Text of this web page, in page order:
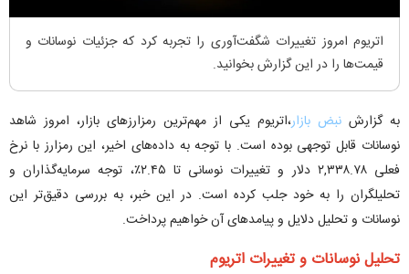
اتریوم امروز تغییرات شگفت‌آوری را تجربه کرد که جزئیات نوسانات و
قیمت‌ها را در این گزارش بخوانید.
به گزارش نبض بازار،اتریوم یکی از مهم‌ترین رمزارزهای بازار، امروز شاهد
نوسانات قابل توجهی بوده است. با توجه به داده‌های اخیر، این رمزارز با نرخ
فعلی ۲,۳۳۸.۷۸ دلار و تغییرات نوسانی تا ۲.۴۵٪، توجه سرمایه‌گذاران و
تحلیلگران را به خود جلب کرده است. در این خبر، به بررسی دقیق‌تر این
نوسانات و تحلیل دلایل و پیامدهای آن خواهیم پرداخت.
تحلیل نوسانات و تغییرات اتریوم